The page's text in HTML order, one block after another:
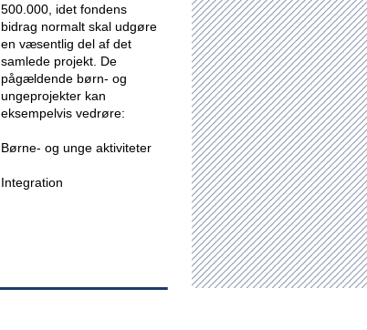
500.000, idet fondens
bidrag normalt skal udgøre
en væsentlig del af det
samlede projekt. De
pågældende børn- og
ungeprojekter kan
eksempelvis vedrøre:
Børne- og unge aktiviteter
Integration